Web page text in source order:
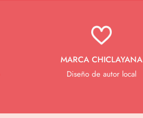
MARCA CHICLAYANA
Diseño de autor local